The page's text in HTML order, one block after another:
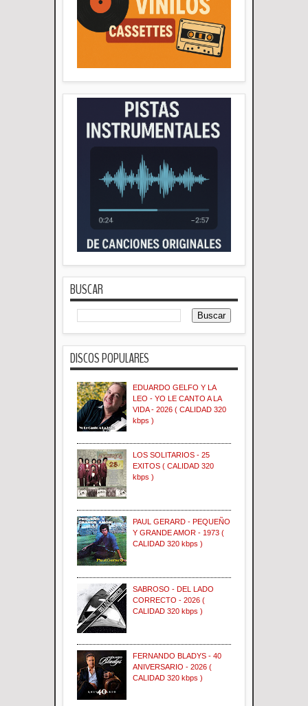
BUSCAR
DISCOS POPULARES
EDUARDO GELFO Y LA
LEO - YO LE CANTO A LA
VIDA - 2026 ( CALIDAD 320
kbps )
LOS SOLITARIOS - 25
EXITOS ( CALIDAD 320
kbps )
PAUL GERARD - PEQUEÑO
Y GRANDE AMOR - 1973 (
CALIDAD 320 kbps )
SABROSO - DEL LADO
CORRECTO - 2026 (
CALIDAD 320 kbps )
FERNANDO BLADYS - 40
ANIVERSARIO - 2026 (
CALIDAD 320 kbps )